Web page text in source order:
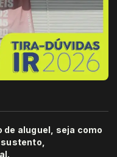
aluguel, seja como